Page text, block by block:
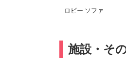
ロビー ソファ
施設・そ